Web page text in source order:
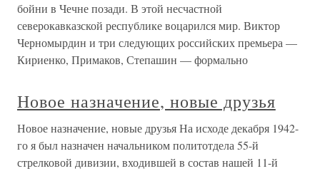
бойни в Чечне позади. В этой несчастной
северокавказской республике воцарился мир. Виктор
Черномырдин и три следующих российских премьера —
Кириенко, Примаков, Степашин — формально
Новое назначение, новые друзья
Новое назначение, новые друзья На исходе декабря 1942-
го я был назначен начальником политотдела 55-й
стрелковой дивизии, входившей в состав нашей 11-й